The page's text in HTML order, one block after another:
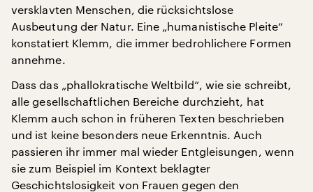
versklavten Menschen, die rücksichtslose
Ausbeutung der Natur. Eine „humanistische Pleite“
konstatiert Klemm, die immer bedrohlichere Formen
annehme.
Dass das „phallokratische Weltbild“, wie sie schreibt,
alle gesellschaftlichen Bereiche durchzieht, hat
Klemm auch schon in früheren Texten beschrieben
und ist keine besonders neue Erkenntnis. Auch
passieren ihr immer mal wieder Entgleisungen, wenn
sie zum Beispiel im Kontext beklagter
Geschichtslosigkeit von Frauen gegen den